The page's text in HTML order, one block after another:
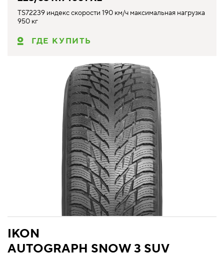
TS72239 индекс скорости 190 км/ч максимальная нагрузка
950 кг
ГДЕ КУПИТЬ
IKON
AUTOGRAPH SNOW 3 SUV